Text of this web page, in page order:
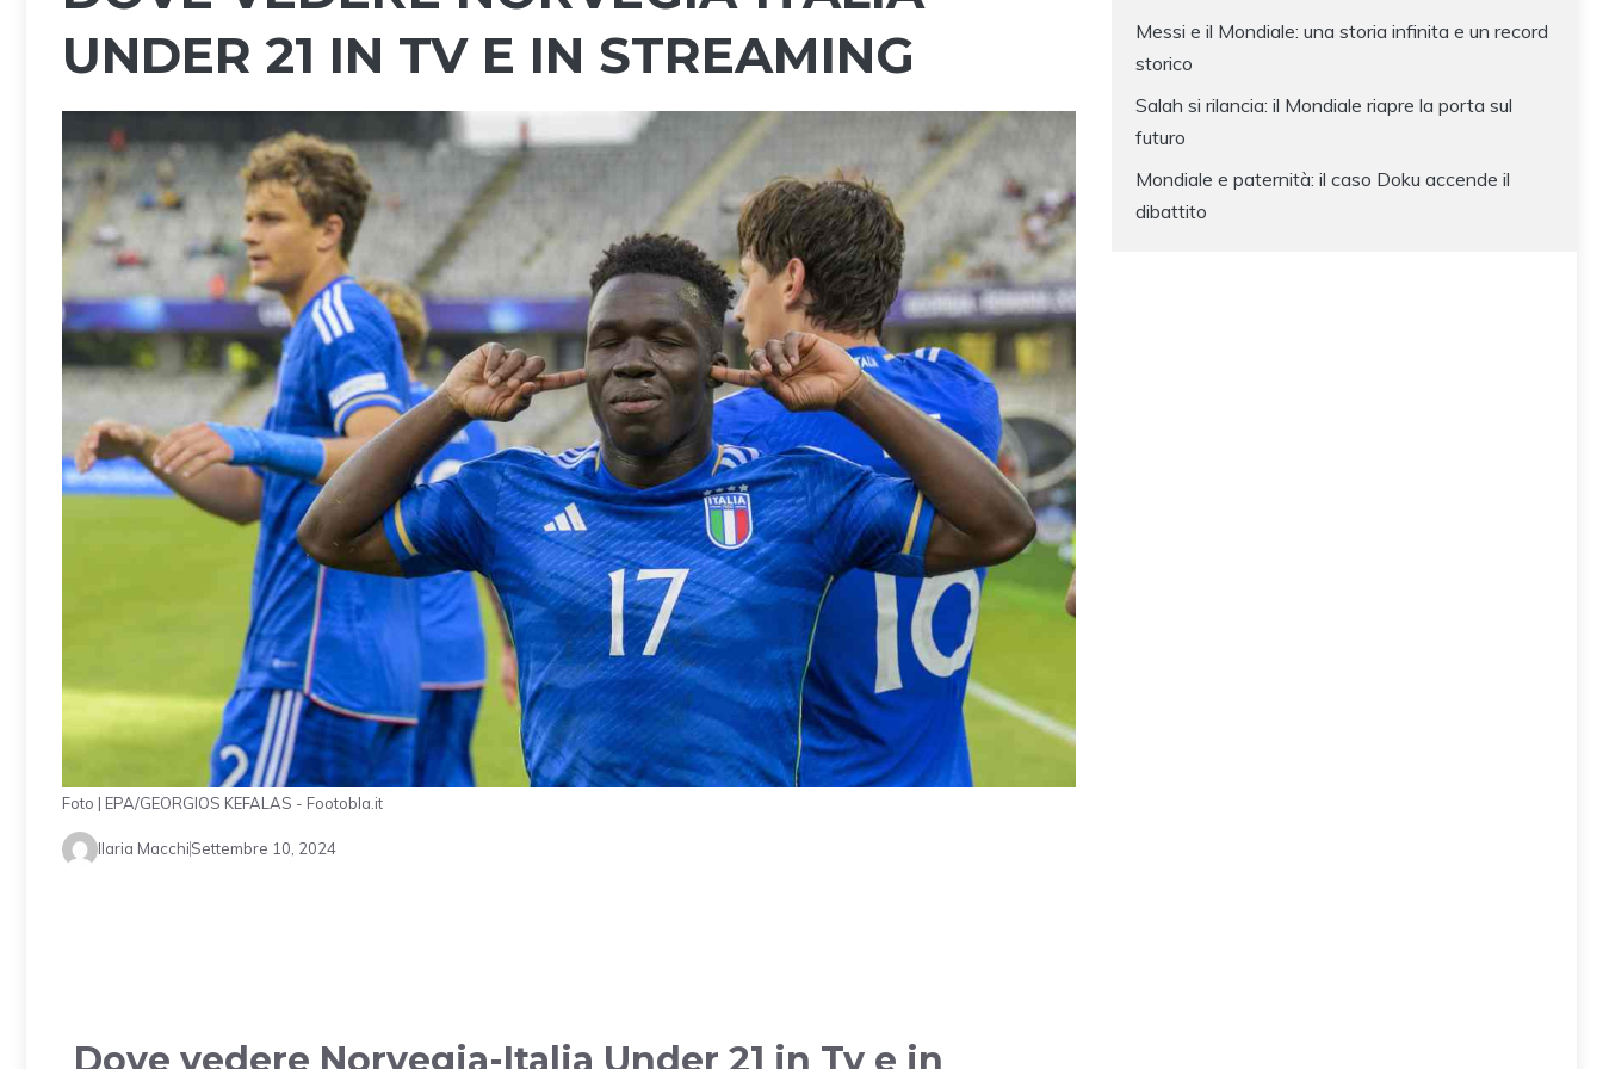
UNDER 21 IN TV E IN STREAMING
Foto | EPA/GEORGIOS KEFALAS - Footobla.it
Ilaria MacchiSettembre 10, 2024
Dove vedere Norvegia-Italia Under 21 in Tv e in
Messi e il Mondiale: una storia infinita e un record
storico
Salah si rilancia: il Mondiale riapre la porta sul
futuro
Mondiale e paternità: il caso Doku accende il
dibattito